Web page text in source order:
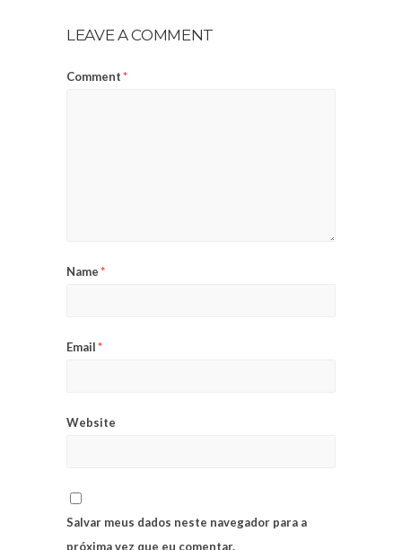
LEAVE A COMMENT
Comment*
Name*
Email*
Website
Salvar meus dados neste navegador para a
próxima vez que eu comentar.